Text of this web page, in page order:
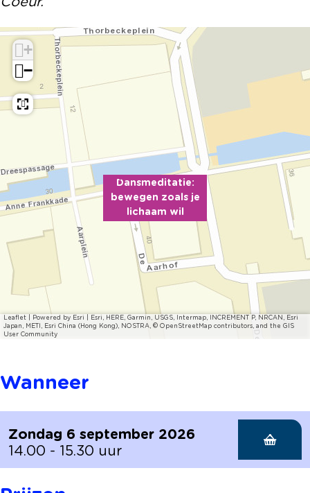
i
l
m
w
a
m
l
i
l
a
a
Dansmeditatie:
bewegen zoals je
lichaam wil
+
−
Leaflet
Powered by Esri | Esri, HERE, Garmin, USGS, Intermap, INCREMENT P, NRCAN, Esri
Japan, METI, Esri China (Hong Kong), NOSTRA, © OpenStreetMap contributors, and the GIS
User Community
Wanneer
Zondag 6 september 2026
14.00 - 15.30 uur